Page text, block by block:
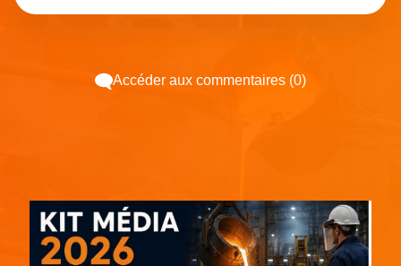
Accéder aux commentaires (0)